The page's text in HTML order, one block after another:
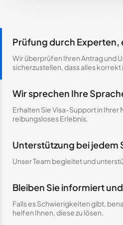
Prüfung durch Experten,
Wir überprüfen Ihren Antrag und
sicherzustellen, dass alles korrekt
Wir sprechen Ihre
Erhalten Sie Visa-Support in Ihrer
reibungsloses Erlebnis.
Unterstützung bei jedem
Unser Team begleitet und
Bleiben Sie informiert
Falls es Schwierigkeiten gibt,
helfen Ihnen, diese zu lösen.